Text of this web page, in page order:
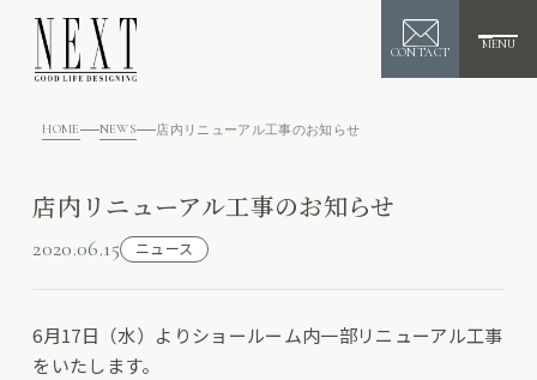
CONTACT
MENU
HOME NEWS 店内リニューアル工事のお知らせ
店内リニューアル工事のお知らせ
2020.06.15 ニュース
6月17日（水）よりショールーム内一部リニューアル工事
をいたします。